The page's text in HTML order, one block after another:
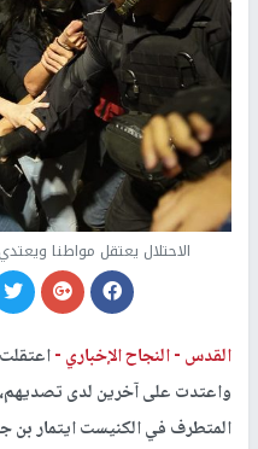
الاحتلال يعتقل مواطنا
القدس -النجاح الإخباري -
واعتدت على آخرين لدى تصديهم،
المتطرف في الكنيست ايتمار بن